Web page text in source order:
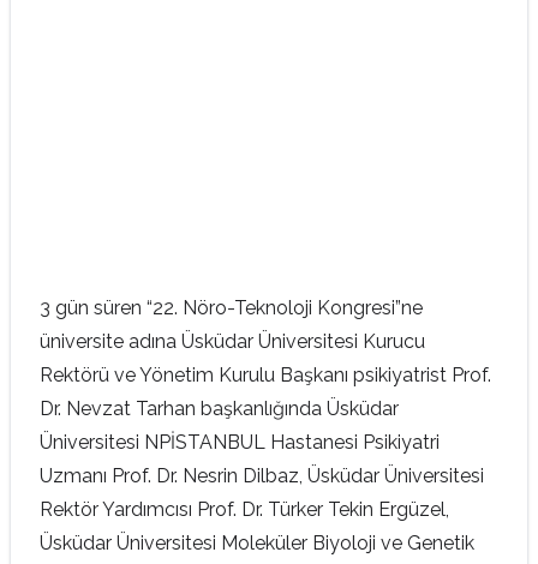
3 gün süren “22. Nöro-Teknoloji Kongresi”ne
üniversite adına Üsküdar Üniversitesi Kurucu
Rektörü ve Yönetim Kurulu Başkanı psikiyatrist Prof.
Dr. Nevzat Tarhan başkanlığında Üsküdar
Üniversitesi NPİSTANBUL Hastanesi Psikiyatri
Uzmanı Prof. Dr. Nesrin Dilbaz, Üsküdar Üniversitesi
Rektör Yardımcısı Prof. Dr. Türker Tekin Ergüzel,
Üsküdar Üniversitesi Moleküler Biyoloji ve Genetik